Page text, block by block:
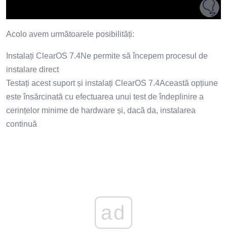
Acolo avem următoarele posibilități:
Instalați ClearOS 7.4Ne permite să începem procesul de
instalare direct
Testați acest suport și instalați ClearOS 7.4Această opțiune
este însărcinată cu efectuarea unui test de îndeplinire a
cerințelor minime de hardware și, dacă da, instalarea
continuă
ad